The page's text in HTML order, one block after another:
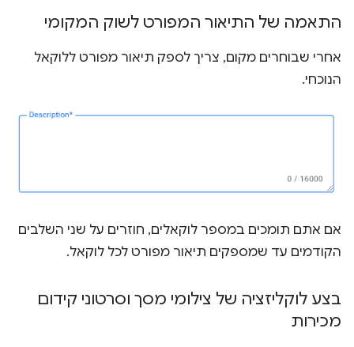
התאמה של התיאור המפורט לשוק המקומי
אחרי שבוחרים מקום, צריך לספק תיאור מפורט ללוקאל
הנוכחי.
אם אתם תומכים במספר לוקאלים, חוזרים על שני השלבים
הקודמים עד שמספקים תיאור מפורט לכל לוקאל.
בצע לוקליזציה של צילומי מסך וסרטוני קידום
מכירות